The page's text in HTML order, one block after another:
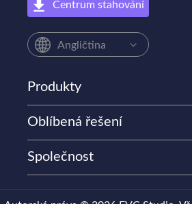
Centrum stahování
Angličtina
Produkty
Oblíbená řešení
Společnost